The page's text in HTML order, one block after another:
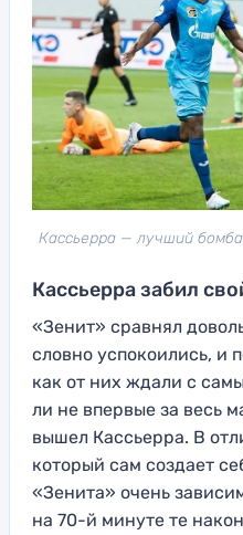
Кассьерра — лучший
Кассьерра забил
«Зенит» сравнял
словно успокоились, и
как от них ждали с
ли не впервые за весь
вышел Кассьерра. В
который сам создает
«Зенита» очень
на 70-й минуте те